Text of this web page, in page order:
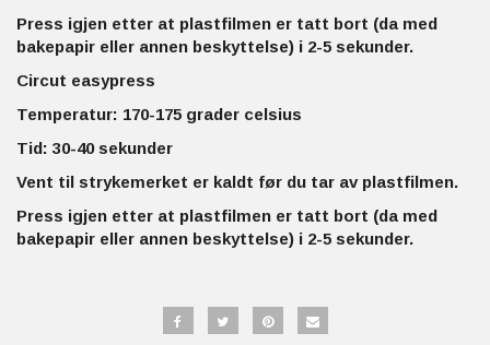
Press igjen etter at plastfilmen er tatt bort (da med
bakepapir eller annen beskyttelse) i 2-5 sekunder.
Circut easypress
Temperatur: 170-175 grader celsius
Tid: 30-40 sekunder
Vent til strykemerket er kaldt før du tar av plastfilmen.
Press igjen etter at plastfilmen er tatt bort (da med
bakepapir eller annen beskyttelse) i 2-5 sekunder.